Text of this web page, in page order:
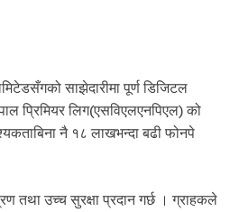
साझेदारीमा पूर्ण डिजिटल
प्रिमियर लिग(एसविएलएनपिएल) को
नै १८ लाखभन्दा बढी फोनपे
तथा उच्च सुरक्षा प्रदान गर्छ । ग्राहकले